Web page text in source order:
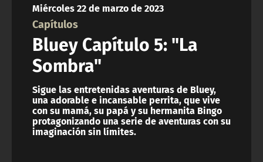
ACTUALIDAD Y TENDENCIAS
CORPORATIVO Y TRANSPARENCIA
CANAL DE DENUNCIAS
ÁREA DE PROYECTOS
Miércoles 22 de marzo de 2023
Capítulos
Bluey Capítulo 5: "La
Sombra"
Sigue las entretenidas aventuras de Bluey,
una adorable e incansable perrita, que vive
con su mamá, su papá y su hermanita Bingo
protagonizando una serie de aventuras con su
imaginación sin límites.